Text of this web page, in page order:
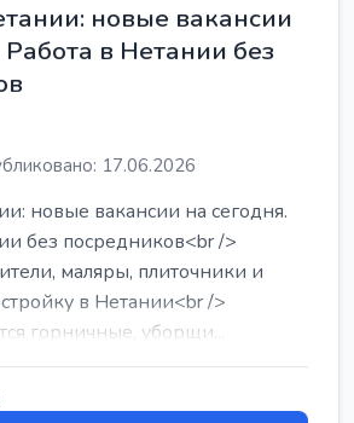
новые вакансии
Работа в Нетании без
17.06.2026
новые вакансии на сегодня.
без посредников<br />
маляры, плиточники и
в Нетании<br />
горничные, уборщи...